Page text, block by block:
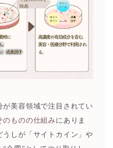
美容領域で注目されてい
のものの仕組み にありま
しが「サイトカイン」や